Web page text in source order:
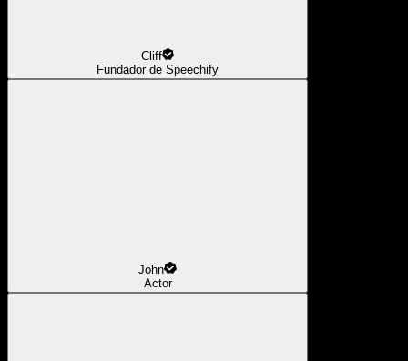
Cliff
Fundador de Speechify
John
Actor